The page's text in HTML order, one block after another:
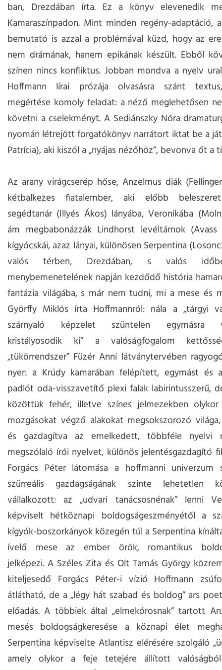
ban, Drezdában írta. Ez a könyv elevenedik
Kamaraszínpadon. Mint minden regény-adaptáció,
bemutató is azzal a problémával küzd, hogy az
nem drámának, hanem epikának készült. Ebből
színen nincs konfliktus. Jobban mondva a nyelv
Hoffmann lírai prózája olvasásra szánt
megértése komoly feladat: a néző meglehetősen
követni a cselekményt. A Sediánszky Nóra
nyomán létrejött forgatókönyv narrátort iktat be a
Patrícia), aki kiszól a „nyájas nézőhöz”, bevonva őt a
Az arany virágcserép hőse, Anzelmus diák
kétbalkezes fiatalember, aki előbb
segédtanár (Illyés Ákos) lányába, Veronikába
ám megbabonázzák Lindhorst levéltárnok
kígyócskái, azaz lányai, különösen Serpentina
valós térben, Drezdában, s valós
menybemenetelének napján kezdődő história
fantázia világába, s már nem tudni, mi a mese és
Györffy Miklós írta Hoffmannról: nála a „tárgyi
szárnyaló képzelet szüntelen egymásra
kristályosodik ki” a valóságfogalom
„tükörrendszer” Füzér Anni látványtervében
nyer: a Krúdy kamarában felépített, egymást és
padlót oda-visszavetítő plexi falak labirintusszerű,
közöttük fehér, illetve színes jelmezekben olykor
mozgásokat végző alakokat megsokszorozó
és gazdagítva az emelkedett, többféle nyelvi
megszólaló írói nyelvet, különös jelentésgazdagító
Forgács Péter látomása a hoffmanni univerzum
szürreális gazdagságának szinte lehetetlen
vállalkozott: az „udvari tanácsosnénak” lenni
képviselt hétköznapi boldogságeszményétől a
kígyók-boszorkányok közegén túl a Serpentina
ívelő mese az ember örök, romantikus
jelképezi. A Széles Zita és Olt Tamás György
kiteljesedő Forgács Péter-i vízió Hoffmann
átlátható, de a „légy hát szabad és boldog” ars
előadás. A többiek által „elmekórosnak” tartott
mesés boldogságkeresése a köznapi élet
Serpentina képviselte Atlantisz elérésére szolgáló
amely olykor a feje tetejére állított